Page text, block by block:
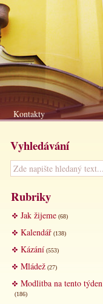
Kontakty
Vyhledávání
Rubriky
Jak žijeme (68)
Kalendář (138)
Kázání (553)
Mládež (27)
Modlitba na tento týden
(186)